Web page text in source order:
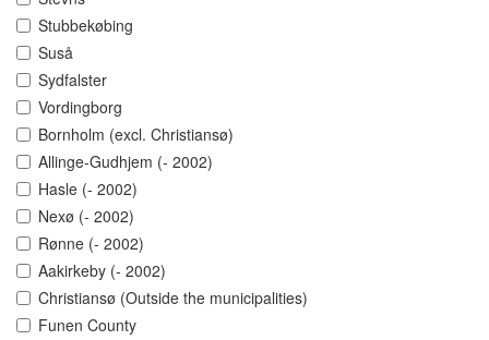
Stubbekøbing
Suså
Sydfalster
Vordingborg
Bornholm (excl. Christiansø)
Allinge-Gudhjem (- 2002)
Hasle (- 2002)
Nexø (- 2002)
Rønne (- 2002)
Aakirkeby (- 2002)
Christiansø (Outside the municipalities)
Funen County